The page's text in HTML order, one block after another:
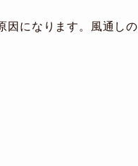
因になります。風通しの